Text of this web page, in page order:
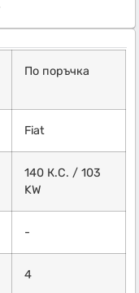
По поръчка
Fiat
140 К.С. / 103
KW
-
4